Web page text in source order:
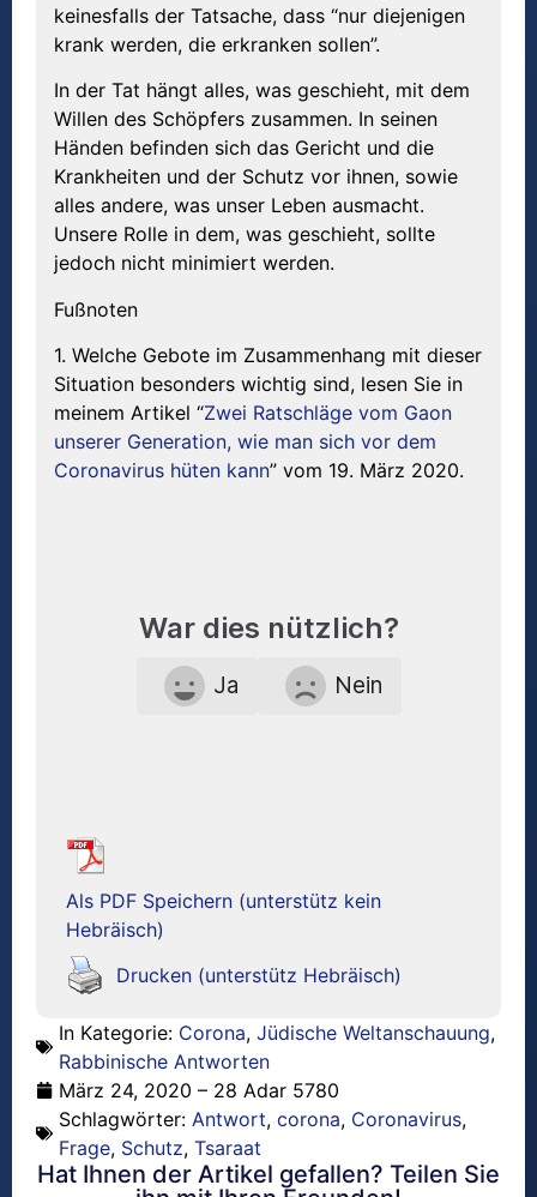
keinesfalls der Tatsache, dass “nur diejenigen
krank werden, die erkranken sollen”.
In der Tat hängt alles, was geschieht, mit dem
Willen des Schöpfers zusammen. In seinen
Händen befinden sich das Gericht und die
Krankheiten und der Schutz vor ihnen, sowie
alles andere, was unser Leben ausmacht.
Unsere Rolle in dem, was geschieht, sollte
jedoch nicht minimiert werden.
Fußnoten
1. Welche Gebote im Zusammenhang mit dieser
Situation besonders wichtig sind, lesen Sie in
meinem Artikel “Zwei Ratschläge vom Gaon
unserer Generation, wie man sich vor dem
Coronavirus hüten kann” vom 19. März 2020.
War dies nützlich?
Ja Nein
Als PDF Speichern (unterstütz kein
Hebräisch)
Drucken (unterstütz Hebräisch)
In Kategorie: Corona, Jüdische Weltanschauung,
Rabbinische Antworten
März 24, 2020 – 28 Adar 5780
Schlagwörter: Antwort, corona, Coronavirus,
Frage, Schutz, Tsaraat
Hat Ihnen der Artikel gefallen? Teilen Sie